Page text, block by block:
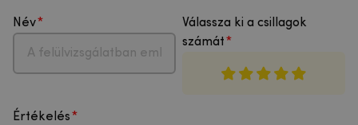
Név
Válassza ki a csillagok
számát
Értékelés